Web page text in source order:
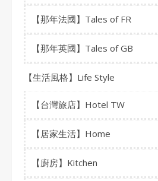
【那年法國】Tales of FR
【那年英國】Tales of GB
【生活風格】Life Style
【台灣旅店】Hotel TW
【居家生活】Home
【廚房】Kitchen